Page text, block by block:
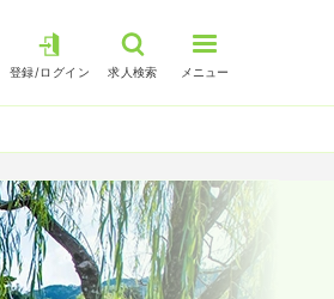
登録/ログイン 求人検索 メニュー